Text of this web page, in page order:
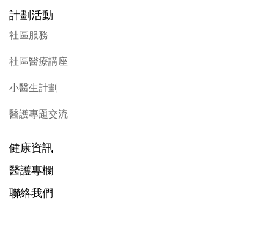
計劃活動
社區服務
社區醫療講座
小醫生計劃
醫護專題交流
健康資訊
醫護專欄
聯絡我們